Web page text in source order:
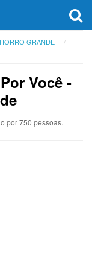
GRANDE
Você -
por 750 pessoas.